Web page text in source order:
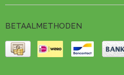
BETAALMETHODEN